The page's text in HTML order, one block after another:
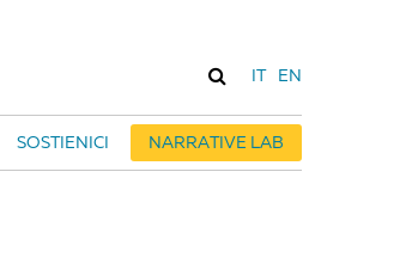
EN
SOSTIENICI NARRATIVE LAB